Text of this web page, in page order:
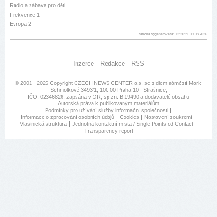
Rádio a zábava pro děti
Frekvence 1
Evropa 2
patička vygenerovaná: 12:20:21 09.08.2026
Inzerce Redakce RSS
© 2001 - 2026 Copyright CZECH NEWS CENTER a.s. se sídlem náměstí Marie
Schmolkové 3493/1, 100 00 Praha 10 - Strašnice,
IČO: 02346826, zapsána v OR, sp.zn. B 19490 a dodavatelé obsahu
Autorská práva k publikovaným materiálům
Podmínky pro užívání služby informační společnosti
Informace o zpracování osobních údajů
Cookies
Nastavení soukromí
Vlastnická struktura
Jednotná kontaktní místa / Single Points od Contact
Transparency report